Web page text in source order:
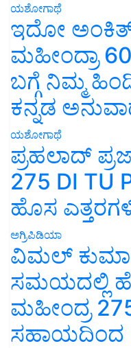
ಯಶೋಗಾಥೆ
ಇದೋ ಅಂಕಿತ್
ಮಹೀಂದ್ರಾ
ಬಗ್ಗೆ ನಿಮ್ಮ
ಕನ್ನಡ
ಯಶೋಗಾಥೆ
ಪ್ರಹಲಾದ್
275 DI TU
ಹೊಸ
ಅಗ್ರಿಪಿಡಿಯಾ
ವಿಮಲ್
ಸಮಯದಲ್ಲಿ
ಮಹೀಂದ್ರ
ಸಹಾಯದಿಂದ